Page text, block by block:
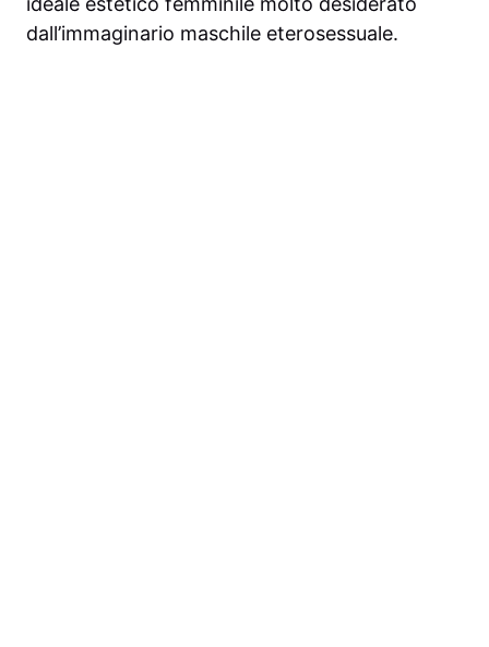
dall’immaginario maschile eterosessuale.